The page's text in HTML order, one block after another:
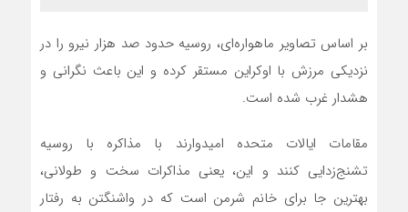
بر اساس تصاویر ماهواره‌ای، روسیه حدود صد هزار نیرو را در
نزدیکی مرزش با اوکراین مستقر کرده و این باعث نگرانی و
هشدار غرب شده است.
مقامات ایالات متحده امیدوارند با مذاکره با روسیه
تشنج‌زدایی کنند و این، یعنی مذاکرات سخت و طولانی،
بهترین جا برای خانم شرمن است که در واشنگتن به رفتار